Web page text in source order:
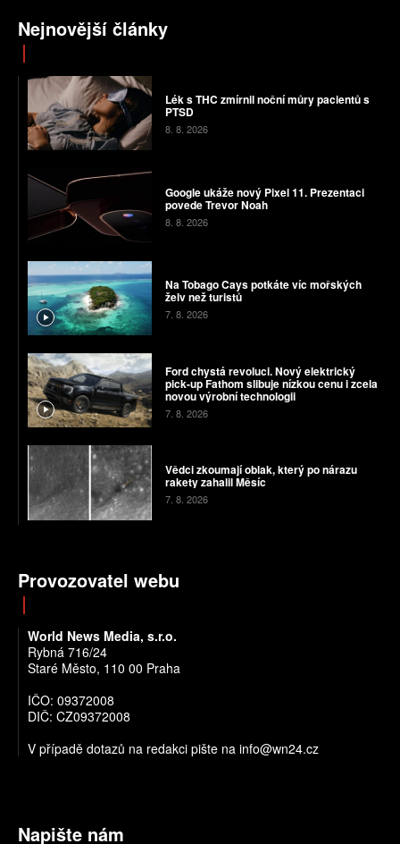
Nejnovější články
Lék s THC zmírnil noční můry pacientů s
PTSD
8. 8. 2026
Google ukáže nový Pixel 11. Prezentaci
povede Trevor Noah
8. 8. 2026
Na Tobago Cays potkáte víc mořských
želv než turistů
7. 8. 2026
Ford chystá revoluci. Nový elektrický
pick-up Fathom slibuje nízkou cenu i zcela
novou výrobní technologii
7. 8. 2026
Vědci zkoumají oblak, který po nárazu
rakety zahalil Měsíc
7. 8. 2026
Provozovatel webu
World News Media, s.r.o.
Rybná 716/24
Staré Město, 110 00 Praha
IČO: 09372008
DIČ: CZ09372008
V případě dotazů na redakci pište na info@wn24.cz
Napište nám